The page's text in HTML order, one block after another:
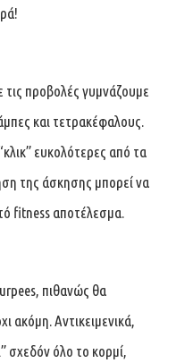
προβολές γυμνάζουμε
και τετρακέφαλους.
ευκολότερες από τα
της άσκησης μπορεί να
fitness αποτέλεσμα.
πιθανώς θα
ακόμη. Αντικειμενικά,
σχεδόν όλο το κορμί,